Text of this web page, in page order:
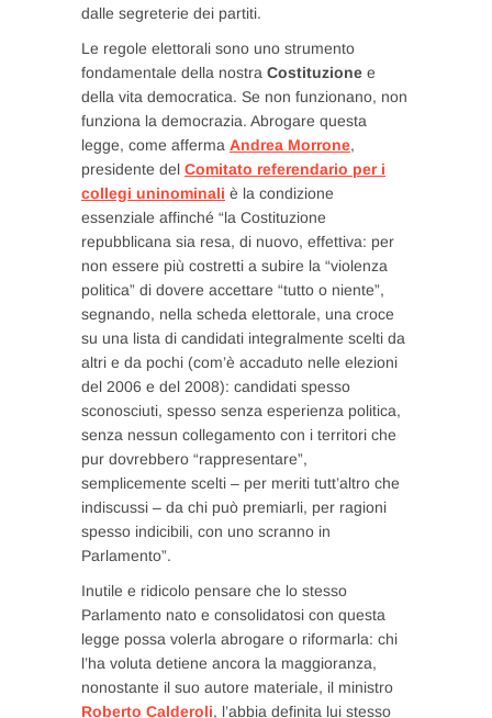
dalle segreterie dei partiti.
Le regole elettorali sono uno strumento
fondamentale della nostra Costituzione e
della vita democratica. Se non funzionano, non
funziona la democrazia. Abrogare questa
legge, come afferma Andrea Morrone,
presidente del Comitato referendario per i
collegi uninominali è la condizione
essenziale affinché “la Costituzione
repubblicana sia resa, di nuovo, effettiva: per
non essere più costretti a subire la “violenza
politica” di dovere accettare “tutto o niente”,
segnando, nella scheda elettorale, una croce
su una lista di candidati integralmente scelti da
altri e da pochi (com’è accaduto nelle elezioni
del 2006 e del 2008): candidati spesso
sconosciuti, spesso senza esperienza politica,
senza nessun collegamento con i territori che
pur dovrebbero “rappresentare”,
semplicemente scelti – per meriti tutt’altro che
indiscussi – da chi può premiarli, per ragioni
spesso indicibili, con uno scranno in
Parlamento”.
Inutile e ridicolo pensare che lo stesso
Parlamento nato e consolidatosi con questa
legge possa volerla abrogare o riformarla: chi
l’ha voluta detiene ancora la maggioranza,
nonostante il suo autore materiale, il ministro
Roberto Calderoli, l’abbia definita lui stesso